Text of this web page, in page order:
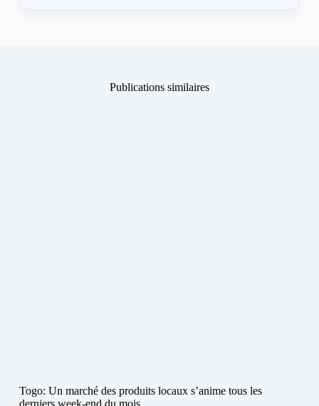
Publications similaires
Togo: Un marché des produits locaux s’anime tous les
derniers week-end du mois